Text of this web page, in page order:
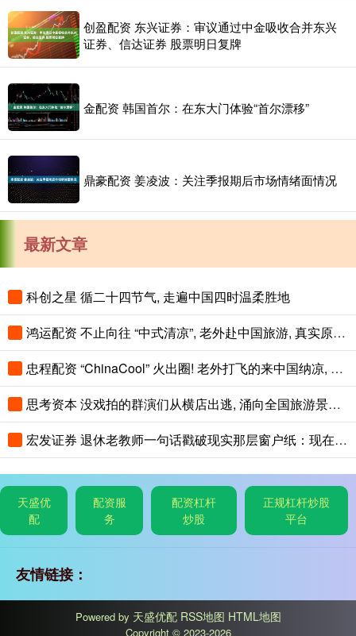
创盈配资 东兴证券：审议通过中金吸收合并东兴
证券、信达证券 股票明日复牌
金配资 韩国首尔：在东大门体验“首尔漂移”
鼎豪配资 姜凌波：关注季报期后市场情绪面情况
最新文章
科创之星 循二十四节气, 走遍中国四时温柔胜地
鸿运配资 不止向往 “中式清凉”, 老外赴中国旅游, 真实原因藏在热度背后
忠程配资 “ChinaCool” 火出圈! 老外打飞的来中国纳凉, 不再只逛北上广
思考资本 没戏拍的群演们从横店出逃, 涌向全国旅游景区NPC
宏发证券 退休老教师一句话戳破现实那层窗户纸：现在光靠孩子自己单打独斗，想上好
天盛优
配
配资服
务
配资杠杆
炒股
正规杠杆炒股
平台
友情链接：
Powered by 天盛优配 RSS地图 HTML地图
Copyright © 2023-2026